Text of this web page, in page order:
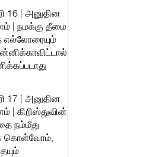
16 | அனுதின
| நமக்கு தீமை
17 | அனுதின
| கிறிஸ்துவின்
நம்மீது
கொள்வோம்,